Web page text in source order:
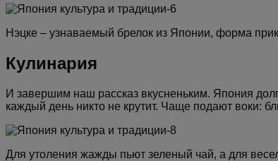
Нэцке – узнаваемый брелок из Японии, форма
Кулинария
И завершим наш рассказ вкусненьким. Япония
каждый день никто не крутит. Чаще подают воки:
Для утоления жажды пьют зеленый чай, а для